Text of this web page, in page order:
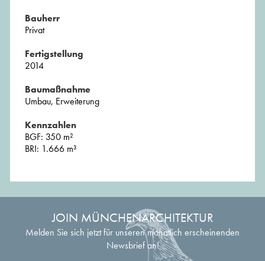
Bauherr
Privat
Fertigstellung
2014
Baumaßnahme
Umbau, Erweiterung
Kennzahlen
BGF: 350 m²
BRI: 1.666 m³
JOIN MÜNCHENARCHITEKTUR
Melden Sie sich jetzt für unseren monatlich erscheinenden
Newsbrief an!